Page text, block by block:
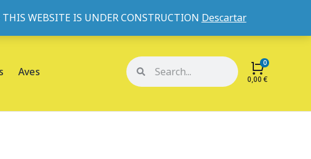
WEBSITE IS UNDER CONSTRUCTION Descartar
Mi cuenta Mis pedidos
Aves
0,00€